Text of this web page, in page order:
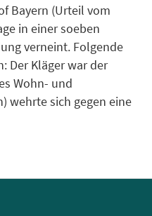
Bayern (Urteil vom
in einer soeben
verneint. Folgende
Der Kläger war der
Wohn- und
wehrte sich gegen eine